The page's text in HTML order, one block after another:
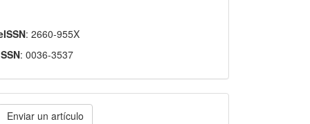
: 2660-955X
: 0036-3537
Enviar un artículo